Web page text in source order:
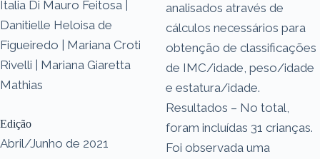
Italia Di Mauro Feitosa |
Danitielle Heloisa de
Figueiredo | Mariana Croti
Rivelli | Mariana Giaretta
Mathias
Edição
Abril/Junho de 2021
analisados através de
cálculos necessários para
obtenção de classificações
de IMC/idade, peso/idade
e estatura/idade.
Resultados – No total,
foram incluídas 31 crianças.
Foi observada uma